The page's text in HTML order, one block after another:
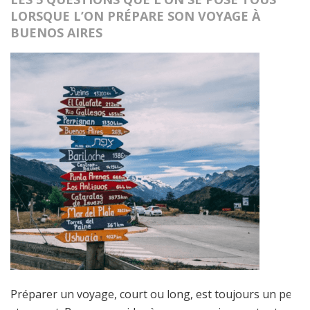
LORSQUE L’ON PRÉPARE SON VOYAGE À
BUENOS AIRES
Préparer un voyage, court ou long, est toujours un peu